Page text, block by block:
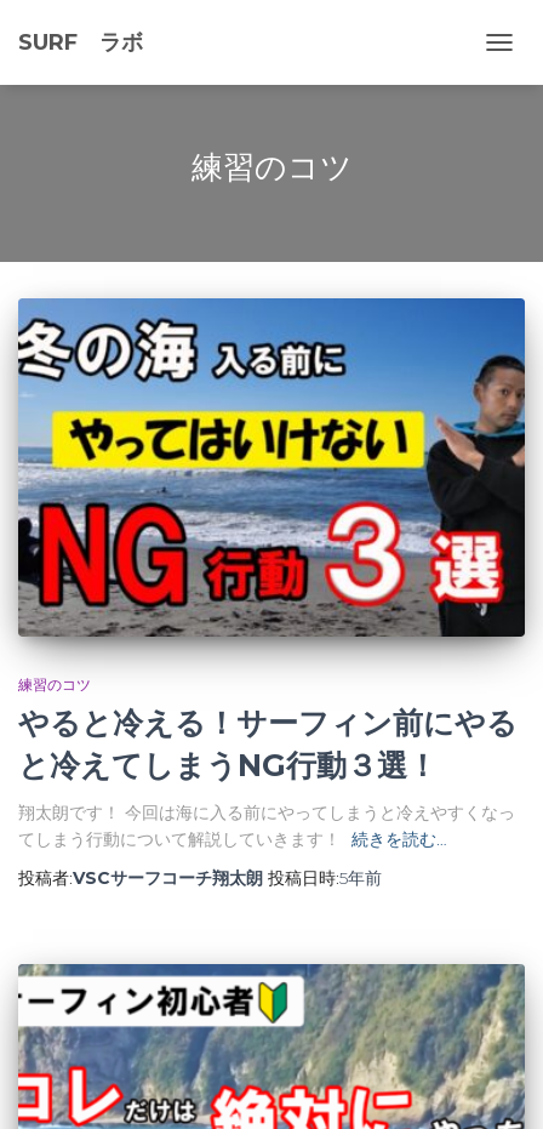
SURF ラボ
ビ
練習のコツ
練習のコツ
やると冷える！サーフィン前にやる
と冷えてしまうNG行動３選！
翔太朗です！ 今回は海に入る前にやってしまうと冷えやすくなっ
てしまう行動について解説していきます！
続きを読む…
投稿者:VSCサーフコーチ翔太朗 投稿日時:5年前